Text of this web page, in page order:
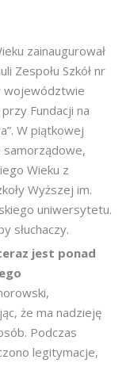
zainaugurował
Zespołu Szkół nr
województwie
Fundacji na
W piątkowej
samorządowe,
Wieku z
Wyższej im.
uniwersytetu.
słuchaczy.
jest ponad
że ma nadzieję
Podczas
legitymacje,